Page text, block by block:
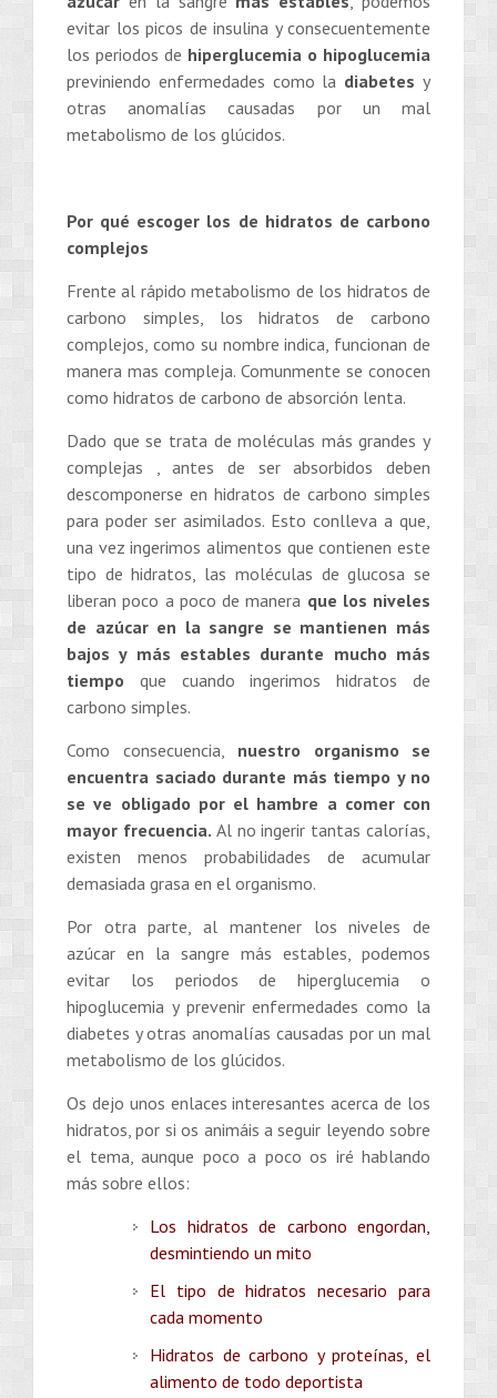
evitar los picos de insulina y consecuentemente
los periodos de hiperglucemia o hipoglucemia
previniendo enfermedades como la diabetes y
otras anomalías causadas por un mal
metabolismo de los glúcidos.
Por qué escoger los de hidratos de carbono
complejos
Frente al rápido metabolismo de los hidratos de
carbono simples, los hidratos de carbono
complejos, como su nombre indica, funcionan de
manera mas compleja. Comunmente se conocen
como hidratos de carbono de absorción lenta.
Dado que se trata de moléculas más grandes y
complejas , antes de ser absorbidos deben
descomponerse en hidratos de carbono simples
para poder ser asimilados. Esto conlleva a que,
una vez ingerimos alimentos que contienen este
tipo de hidratos, las moléculas de glucosa se
liberan poco a poco de manera que los niveles
de azúcar en la sangre se mantienen más
bajos y más estables durante mucho más
tiempo que cuando ingerimos hidratos de
carbono simples.
Como consecuencia,
nuestro organismo se
encuentra saciado durante más tiempo y no
se ve obligado por el hambre a comer con
mayor frecuencia. Al no ingerir tantas calorías,
existen menos probabilidades de acumular
demasiada grasa en el organismo.
Por otra parte, al mantener los niveles de
azúcar en la sangre más estables, podemos
evitar los periodos de hiperglucemia o
hipoglucemia y prevenir enfermedades como la
diabetes y otras anomalías causadas por un mal
metabolismo de los glúcidos.
Os dejo unos enlaces interesantes acerca de los
hidratos, por si os animáis a seguir leyendo sobre
el tema, aunque poco a poco os iré hablando
más sobre ellos:
Los hidratos de carbono engordan,
desmintiendo un mito
El tipo de hidratos necesario para
cada momento
Hidratos de carbono y proteínas, el
alimento de todo deportista